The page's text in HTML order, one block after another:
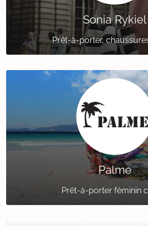
Sonia Rykiel
Prêt-à-porter,
Palme
Prêt-à-porter féminin